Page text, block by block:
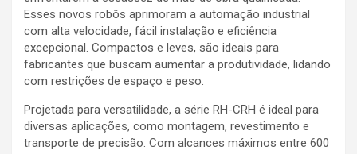
Esses novos robôs aprimoram a automação industrial
com alta velocidade, fácil instalação e eficiência
excepcional. Compactos e leves, são ideais para
fabricantes que buscam aumentar a produtividade, lidando
com restrições de espaço e peso.
Projetada para versatilidade, a série RH-CRH é ideal para
diversas aplicações, como montagem, revestimento e
transporte de precisão. Com alcances máximos entre 600